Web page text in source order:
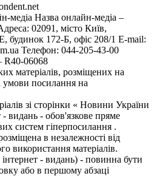
медіа Назва онлайн-медіа –
02091, місто Київ,
172-Б, офіс 208/1 E-mail:
Телефон: 044-205-43-00
R40-06068
матеріалів, розміщених на
умови посилання на
зі сторінки « Новини України
- видань - обов'язкове пряме
систем гіперпосилання .
в незалежності від
використання матеріалів.
- видань) - повинна бути
або в першому абзаці